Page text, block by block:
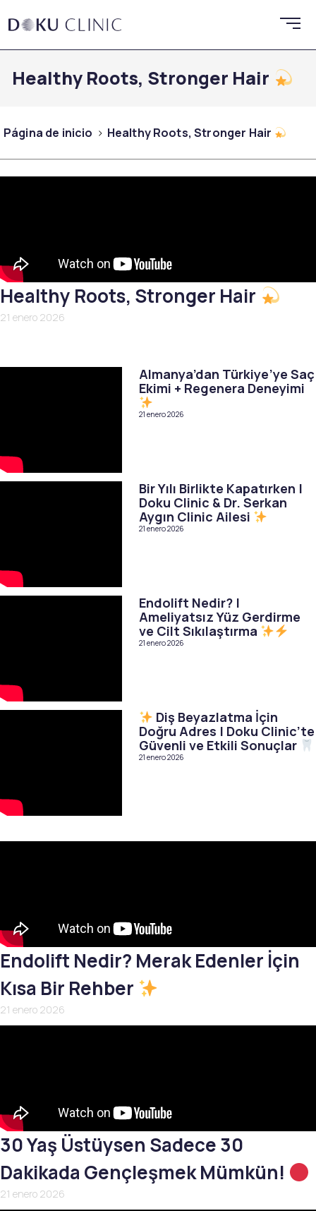
Healthy Roots, Stronger Hair
Página de inicio Healthy Roots, Stronger Hair
Healthy Roots, Stronger Hair
21 enero 2026
Almanya’dan Türkiye’ye Saç
Ekimi + Regenera Deneyimi
21 enero 2026
Bir Yılı Birlikte Kapatırken |
Doku Clinic & Dr. Serkan
Aygın Clinic Ailesi
21 enero 2026
Endolift Nedir? |
Ameliyatsız Yüz Gerdirme
ve Cilt Sıkılaştırma
21 enero 2026
Diş Beyazlatma İçin
Doğru Adres | Doku Clinic’te
Güvenli ve Etkili Sonuçlar
21 enero 2026
Endolift Nedir? Merak Edenler İçin
Kısa Bir Rehber
21 enero 2026
30 Yaş Üstüysen Sadece 30
Dakikada Gençleşmek Mümkün!
21 enero 2026